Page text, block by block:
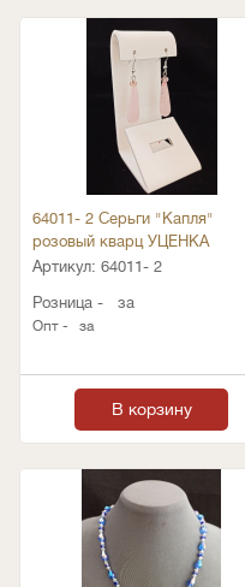
64011- 2 Серьги "Капля"
розовый кварц УЦЕНКА
Артикул: 64011- 2
Розница -
за
Опт - за
В корзину